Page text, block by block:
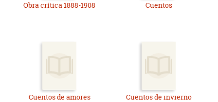
Obra crítica 1888-1908 Cuentos
Cuentos de amores Cuentos de invierno